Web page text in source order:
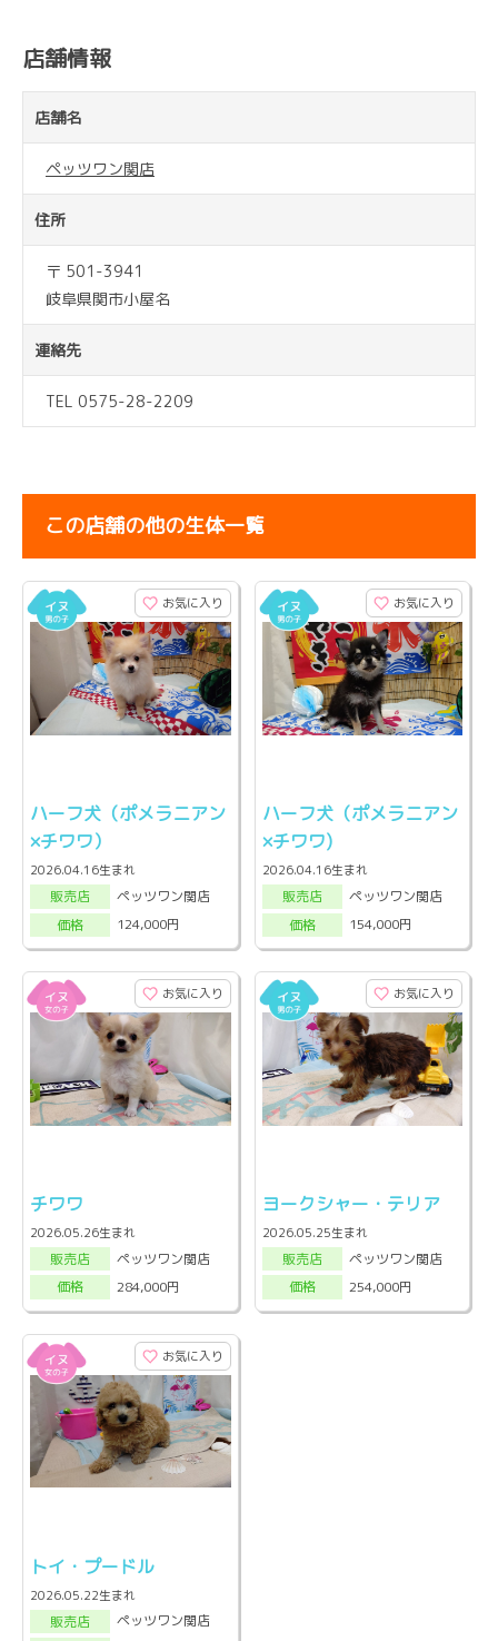
店舗情報
店舗名
ペッツワン関店
住所
〒 501-3941
岐阜県関市小屋名
連絡先
TEL 0575-28-2209
この店舗の他の生体一覧
お気に入り
ハーフ犬（ポメラニアン
×チワワ）
2026.04.16生まれ
販売店
ペッツワン関店
価格
124,000円
お気に入り
ハーフ犬（ポメラニアン
×チワワ)
2026.04.16生まれ
販売店
ペッツワン関店
価格
154,000円
お気に入り
チワワ
2026.05.26生まれ
販売店
ペッツワン関店
価格
284,000円
お気に入り
ヨークシャー・テリア
2026.05.25生まれ
販売店
ペッツワン関店
価格
254,000円
お気に入り
トイ・プードル
2026.05.22生まれ
販売店
ペッツワン関店